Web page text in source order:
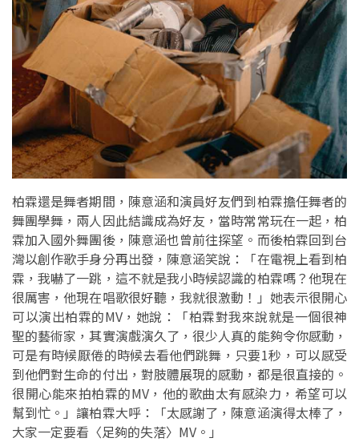
柏霖還是舞者期間，陳意涵和演員好友們到柏霖擔任舞者的
舞團學舞，兩人因此結識成為好友，當時常常玩在一起，柏
霖加入國外舞團後，陳意涵也曾前往探望。而後柏霖回到台
灣以創作歌手身分再出發，陳意涵笑說：「在電視上看到柏
霖，我嚇了一跳，這不就是我小時候認識的柏霖嗎？他現在
很厲害，他現在唱歌很好聽，我就很激動！」她表示很開心
可以演出柏霖的MV，她說：「柏霖對我來說就是一個很神
聖的藝術家，其實演戲演久了，很少人真的能夠令你感動，
可是有時候厭倦的時候去看他們跳舞，只要1秒，可以感受
到他們對生命的付出，對肢體展現的感動，都是很直接的。
很開心能來拍柏霖的MV，他的歌曲太有感染力，希望可以
幫到忙。」讓柏霖大呼：「太感謝了，陳意涵演得太棒了，
大家一定要看〈足夠的失落〉MV。」